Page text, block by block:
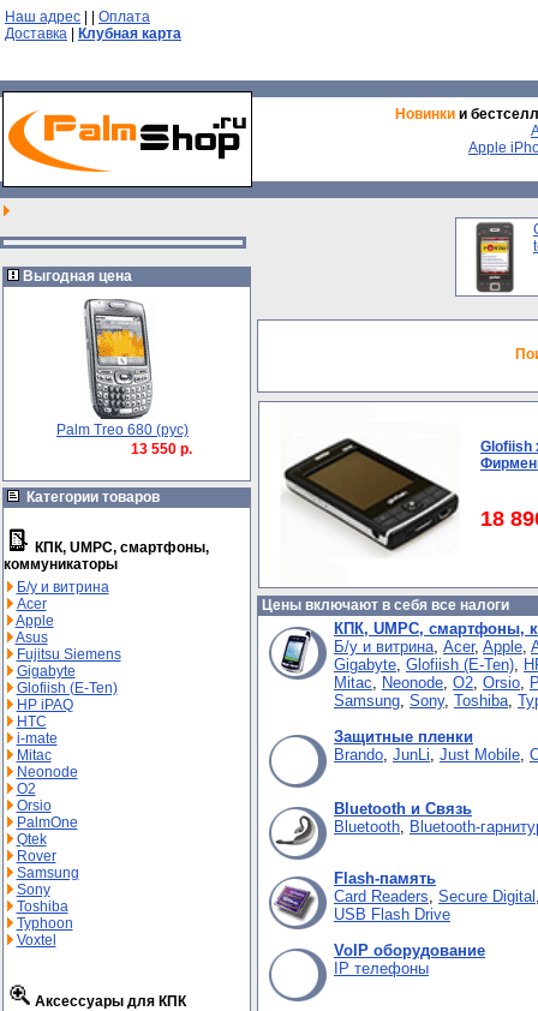
Наш адрес
Оплата
Доставка
Клубная карта
Новинки и
Apple
Выгодная цена
Palm Treo 680 (рус)
13 550 р.
Категории товаров
КПК, UMPC, смартфоны,
коммуникаторы
Б/у и витрина
Acer
Apple
Asus
Fujitsu Siemens
Gigabyte
Glofiish (E-Ten)
HP iPAQ
HTC
i-mate
Mitac
Neonode
O2
Orsio
PalmOne
Qtek
Rover
Samsung
Sony
Toshiba
Typhoon
Voxtel
Аксессуары для КПК
Glofiish
18
Цены включают в себя все налоги
КПК, UMPC, смартфоны,
Б/у и витрина, Acer, Apple,
Gigabyte, Glofiish (E-Ten),
Mitac, Neonode, O2, Orsio,
Samsung, Sony, Toshiba,
Защитные пленки
Brando, JunLi, Just Mobile,
Bluetooth и Связь
Bluetooth, Bluetooth-
Flash-память
Card Readers, Secure Digital
USB Flash Drive
VoIP оборудование
IP телефоны